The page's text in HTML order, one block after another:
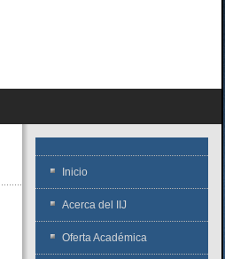
Inicio
Acerca del IIJ
Oferta Académica